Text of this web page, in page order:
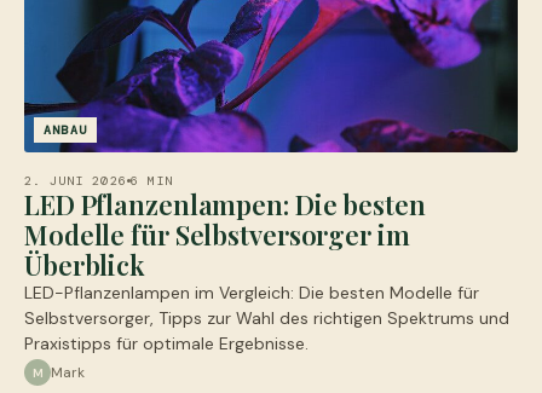
ANBAU
2. JUNI 2026 6 MIN
LED Pflanzenlampen: Die besten
Modelle für Selbstversorger im
Überblick
LED-Pflanzenlampen im Vergleich: Die besten Modelle für
Selbstversorger, Tipps zur Wahl des richtigen Spektrums und
Praxistipps für optimale Ergebnisse.
M Mark